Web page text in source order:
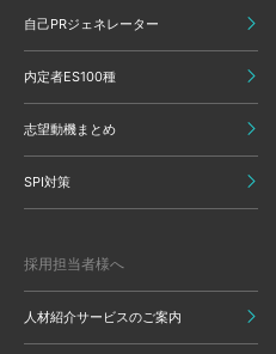
自己PRジェネレーター
内定者ES100種
志望動機まとめ
SPI対策
採用担当者様へ
人材紹介サービスのご案内